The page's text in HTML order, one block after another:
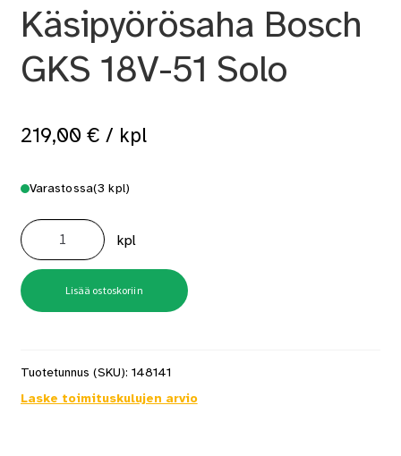
Käsipyörösaha Bosch
GKS 18V-51 Solo
219,00 € / kpl
Varastossa(3 kpl)
Käsipyörösaha
Bosch
GKS
18V-
51
Solo
määrä
kpl
Lisää ostoskoriin
Tuotetunnus (SKU): 148141
Laske toimituskulujen arvio